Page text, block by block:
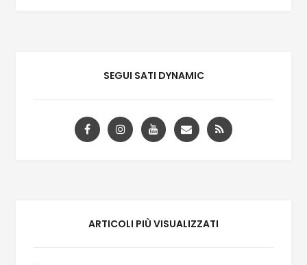
SEGUI SATI DYNAMIC
ARTICOLI PIÙ VISUALIZZATI